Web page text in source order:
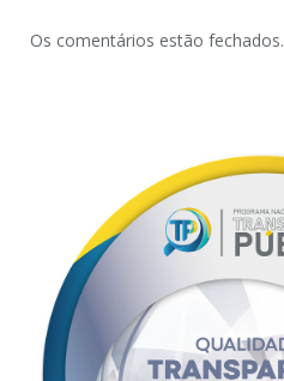
Os comentários estão fechados.